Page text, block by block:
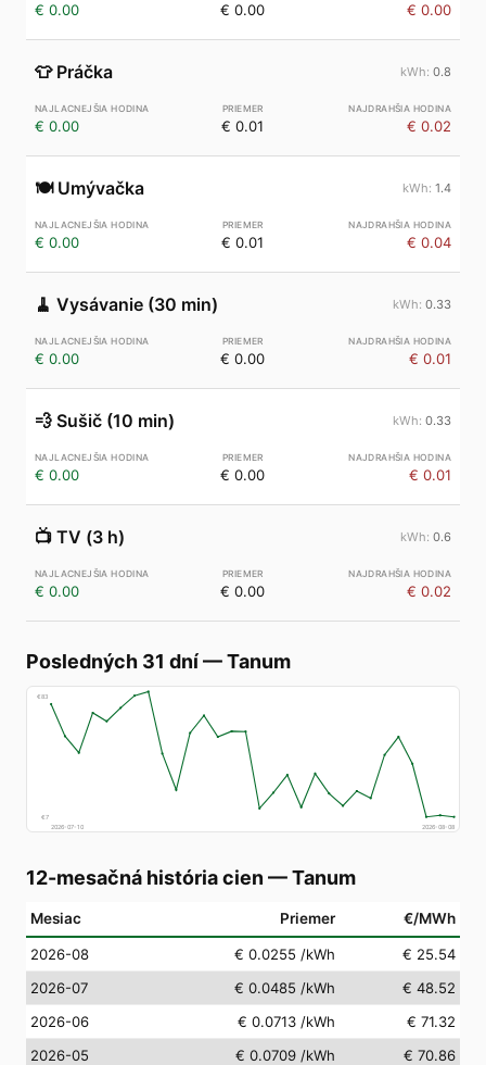
€ 0.00 € 0.00 € 0.00
👕 Práčka 0.8
€ 0.00 € 0.01 € 0.02
🍽️ Umývačka 1.4
€ 0.00 € 0.01 € 0.04
🧹 Vysávanie (30 min) 0.33
€ 0.00 € 0.00 € 0.01
💨 Sušič (10 min) 0.33
€ 0.00 € 0.00 € 0.01
📺 TV (3 h) 0.6
€ 0.00 € 0.00 € 0.02
Posledných 31 dní—Tanum
€83
€7
2026-07-10
2026-08-08
12-mesačná história cien —Tanum
Mesiac Priemer €/MWh
2026-08 € 0.0255 /kWh
€ 25.54
2026-07
€ 0.0485 /kWh
€ 48.52
2026-06
€ 0.0713 /kWh
€ 71.32
2026-05
€ 0.0709 /kWh
€ 70.86